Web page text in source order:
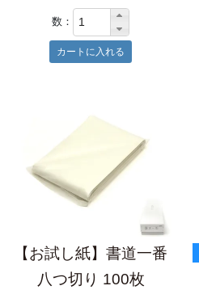
数：
【お試し紙】書道一番
八つ切り 100枚